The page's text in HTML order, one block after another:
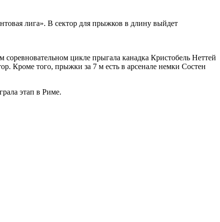
лига». В сектор для прыжков в длину выйдет
цикле прыгала канадка Кристобель Неттей
Кроме того, прыжки за 7 м есть в арсенале немки Состен
этап в Риме.